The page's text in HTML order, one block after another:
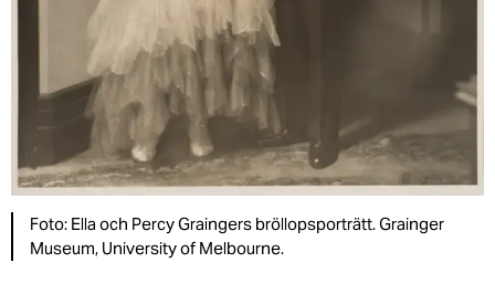
Foto: Ella och Percy Graingers bröllopsporträtt. Grainger
Museum, University of Melbourne.